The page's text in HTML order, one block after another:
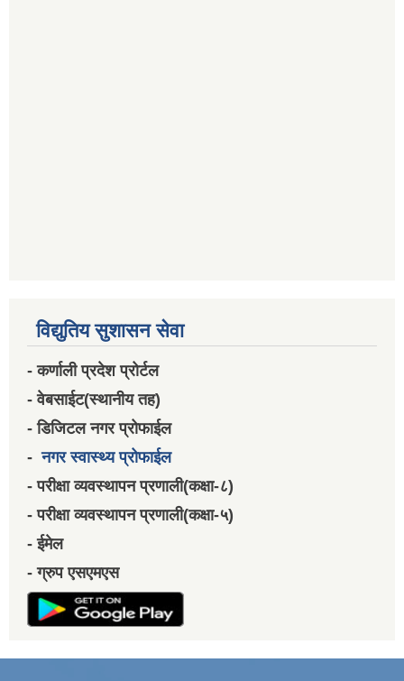
विद्युतिय सुशासन सेवा
- कर्णाली प्रदेश प्रोर्टल
- वेबसाईट(स्थानीय तह)
- डिजिटल नगर प्रोफाईल
-नगर स्वास्थ्य प्रोफाईल
- परीक्षा व्यवस्थापन प्रणाली(कक्षा-८)
- परीक्षा व्यवस्थापन प्रणाली(कक्षा-५)
- ईमेल
- ग्रुप एसएमएस